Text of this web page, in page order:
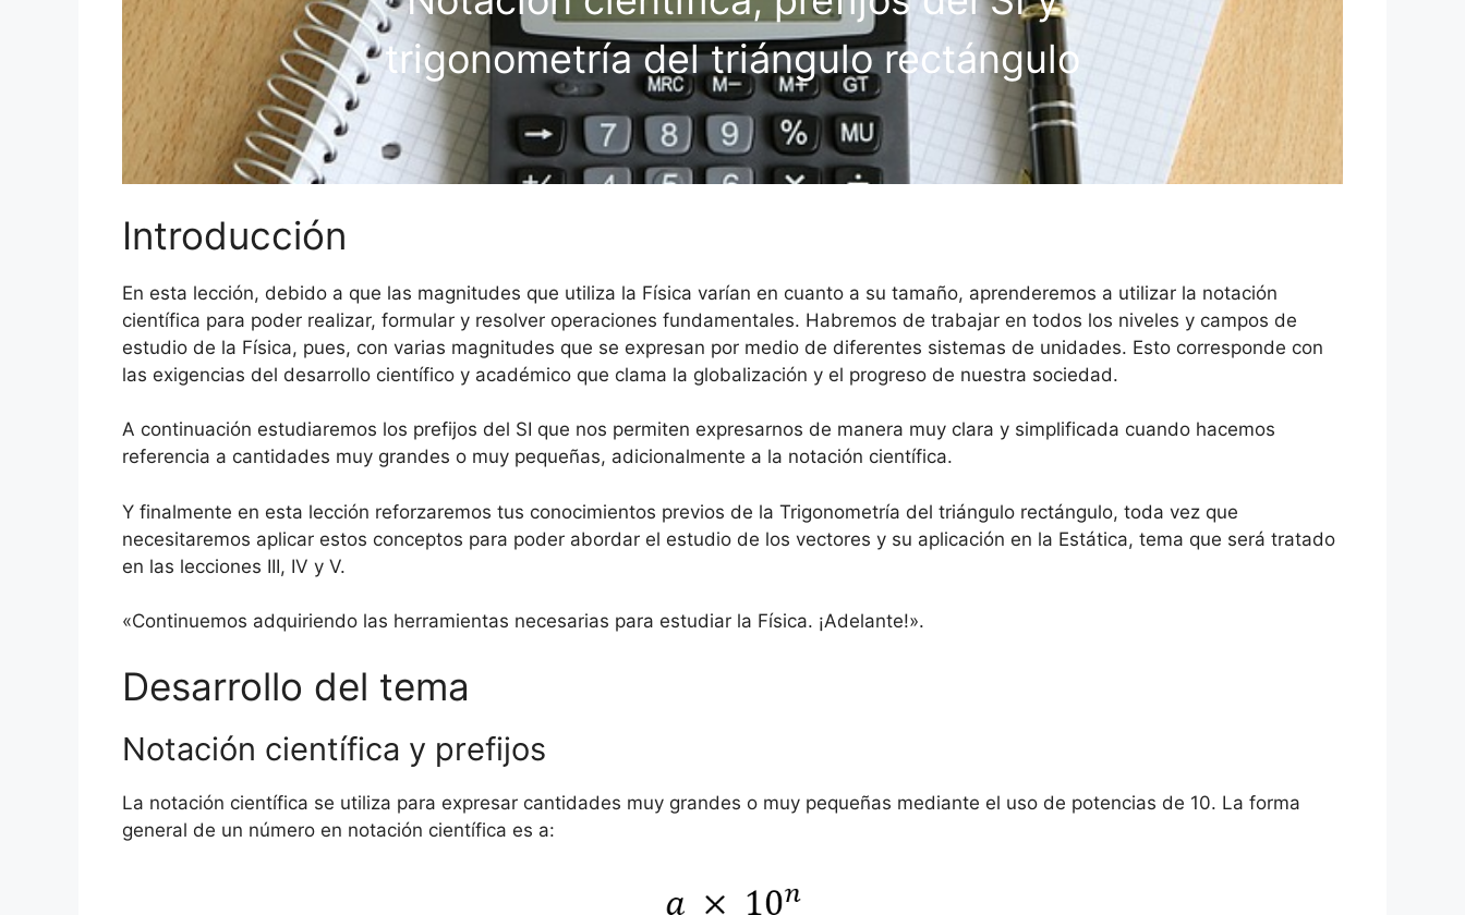
trigonometría del triángulo rectángulo
Introducción
En esta lección, debido a que las magnitudes que utiliza la Física varían en cuanto a su tamaño, aprenderemos a utilizar la notación
científica para poder realizar, formular y resolver operaciones fundamentales. Habremos de trabajar en todos los niveles y campos de
estudio de la Física, pues, con varias magnitudes que se expresan por medio de diferentes sistemas de unidades. Esto corresponde con
las exigencias del desarrollo científico y académico que clama la globalización y el progreso de nuestra sociedad.
A continuación estudiaremos los prefijos del SI que nos permiten expresarnos de manera muy clara y simplificada cuando hacemos
referencia a cantidades muy grandes o muy pequeñas, adicionalmente a la notación científica.
Y finalmente en esta lección reforzaremos tus conocimientos previos de la Trigonometría del triángulo rectángulo, toda vez que
necesitaremos aplicar estos conceptos para poder abordar el estudio de los vectores y su aplicación en la Estática, tema que será tratado
en las lecciones III, IV y V.
«Continuemos adquiriendo las herramientas necesarias para estudiar la Física. ¡Adelante!».
Desarrollo del tema
Notación científica y prefijos
La notación científica se utiliza para expresar cantidades muy grandes o muy pequeñas mediante el uso de potencias de 10. La forma
general de un número en notación científica es a: